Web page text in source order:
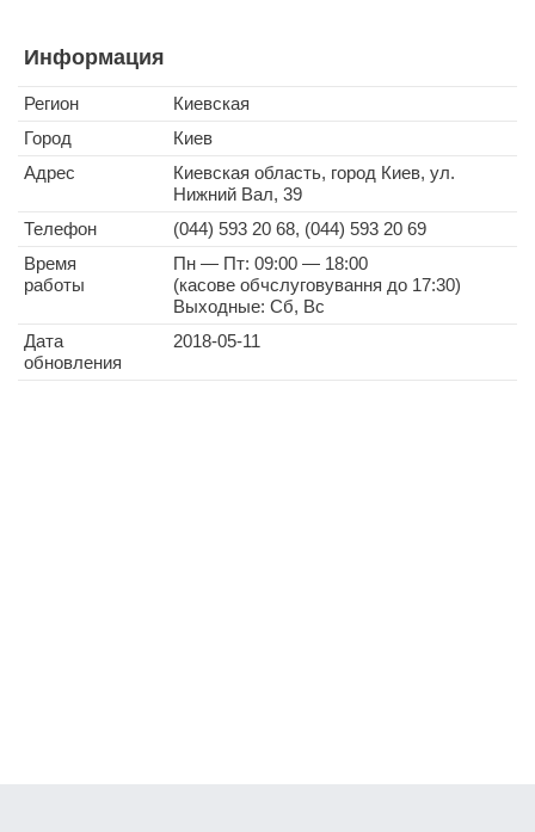
Информация
Регион
Киевская
Город
Киев
Адрес
Киевская область, город Киев, ул.
Нижний Вал, 39
Телефон
(044) 593 20 68, (044) 593 20 69
Время
работы
Пн — Пт: 09:00 — 18:00
(касове обчслуговування до 17:30)
Выходные: Сб, Вс
Дата
обновления
2018-05-11